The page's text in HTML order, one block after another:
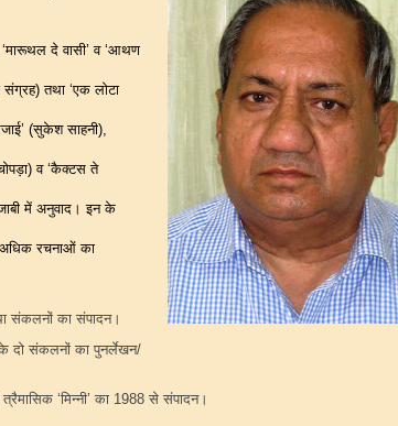
दे वासी’ व ‘आथण
तथा ‘एक लोटा
(सुकेश साहनी),
दुबे),
व ‘कैक्टस ते
में अनुवाद। इन के
रचनाओं का
संकलनों का संपादन।
दो संकलनों का पुनर्लेखन/
‘मिन्नी’ का 1988 से संपादन।